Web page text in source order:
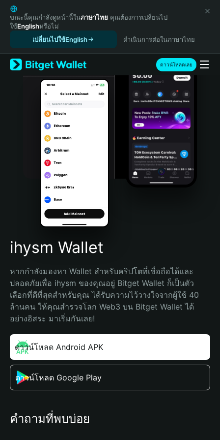
English
日本語
Tiếng Việt
Español (Latinoamérica)
Türkçe
Italiano
Português (Portugal)
Bahasa Indonesia
Português (Brasil)
Español (Argentina)
ขณะนี้คุณกำลังดูหน้านี้ในภาษาไทย คุณต้องการเปลี่ยนไป
ใช้Englishหรือไม่
เปลี่ยนไปใช้English
ดำเนินการต่อในภาษาไทย
ดาวน์โหลดเลย
ihysm Wallet
หากกำลังมองหา Wallet สำหรับคริปโตที่เชื่อถือได้และ
ปลอดภัยเพื่อ ihysm ของคุณอยู่ Bitget Wallet ก็เป็นตัว
เลือกที่ดีที่สุดสำหรับคุณ ได้รับความไว้วางใจจากผู้ใช้ 40
ล้านคน ให้คุณสำรวจโลก Web3 บน Bitget Wallet ได้
อย่างอิสระ มาเริ่มกันเลย!
ดาวน์โหลด Android APK
ดาวน์โหลด Google Play
คำถามที่พบบ่อย